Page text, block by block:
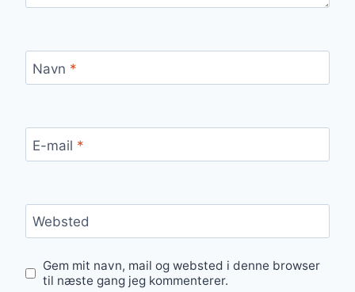
Navn *
E-mail *
Websted
Gem mit navn, mail og websted i denne browser
til næste gang jeg kommenterer.